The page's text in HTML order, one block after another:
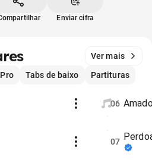
Enviar cifra
Ver mais
Tabs de baixo Partituras
06
07